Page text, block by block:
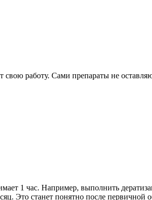
работу. Сами препараты не
1 час. Например, выполнить
Это станет понятно после первичной